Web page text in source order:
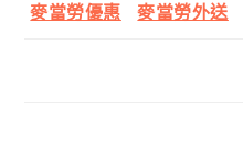
麥當勞優惠
麥當勞外送